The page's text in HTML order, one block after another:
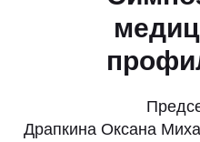
Драпкина Оксана